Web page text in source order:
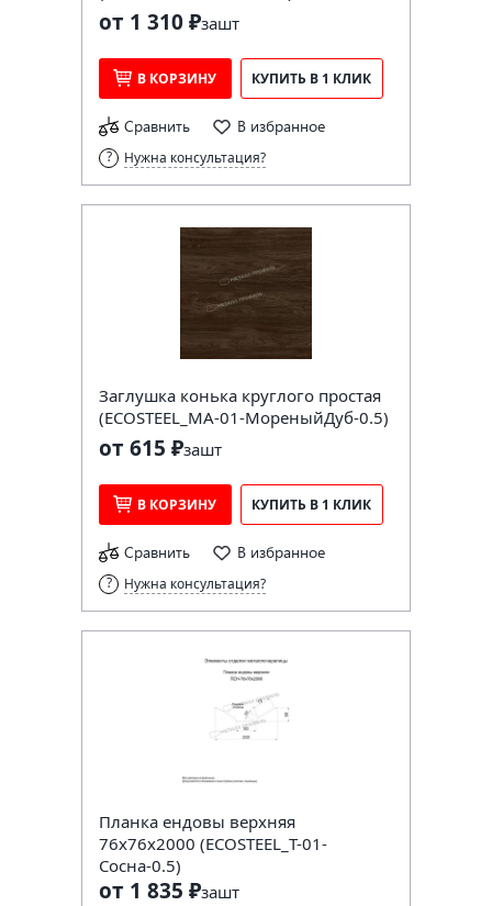
от 1 310 ₽зашт
В КОРЗИНУ КУПИТЬ В 1 КЛИК
Сравнить В избранное
Нужна консультация?
Заглушка конька круглого простая
(ECOSTEEL_MA-01-МореныйДуб-0.5)
от 615 ₽зашт
В КОРЗИНУ КУПИТЬ В 1 КЛИК
Сравнить В избранное
Нужна консультация?
Планка ендовы верхняя
76х76х2000 (ECOSTEEL_T-01-
Сосна-0.5)
от 1 835 ₽зашт